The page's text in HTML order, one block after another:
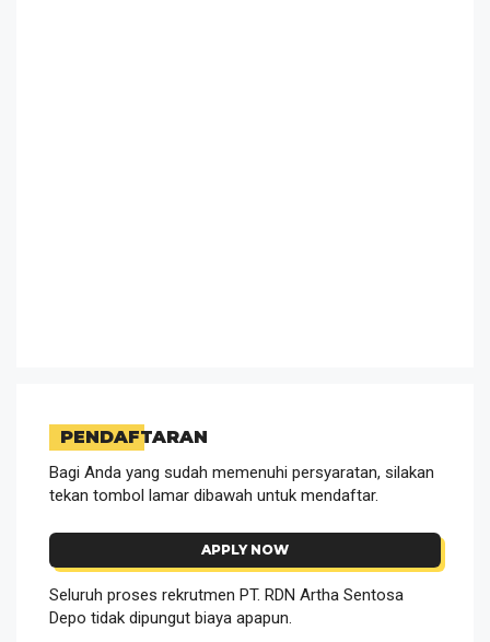
PENDAFTARAN
Bagi Anda yang sudah memenuhi persyaratan, silakan
tekan tombol lamar dibawah untuk mendaftar.
APPLY NOW
Seluruh proses rekrutmen PT. RDN Artha Sentosa
Depo tidak dipungut biaya apapun.